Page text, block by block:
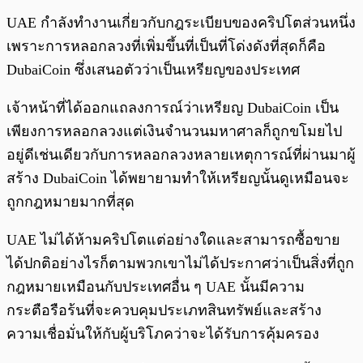
UAE กำลังทำงานเกี่ยวกับกฎระเบียบของคริปโตส่วนหนึ่ง
เพราะการหลอกลวงที่เพิ่มขึ้นที่เป็นที่โด่งดังที่สุดก็คือ
DubaiCoin ซึ่งเสนอตัวว่าเป็นเหรียญของประเทศ
เจ้าหน้าที่ได้ออกแถลงการณ์ว่าเหรียญ DubaiCoin เป็น
เพียงการหลอกลวงแต่เงินจำนวนมหาศาลก็ถูกขโมยไป
อยู่ดีเช่นเดียวกับการหลอกลวงหลายเหตุการณ์ที่ผ่านมาผู้
สร้าง DubaiCoin ได้พยายามทำให้เหรียญนั้นดูเหมือนจะ
ถูกกฎหมายมากที่สุด
UAE ไม่ได้ห้ามคริปโตแต่อย่างใดและสามารถซื้อขาย
ได้ปกติอย่างไรก็ตามพวกเขาไม่ได้ประกาศว่าเป็นสิ่งที่ถูก
กฎหมายเหมือนกับประเทศอื่น ๆ UAE นั้นมีความ
กระตือรือร้นที่จะควบคุมประเภทสินทรัพย์และสร้าง
ความเชื่อมั่นให้กับผู้บริโภคว่าจะได้รับการคุ้มครอง